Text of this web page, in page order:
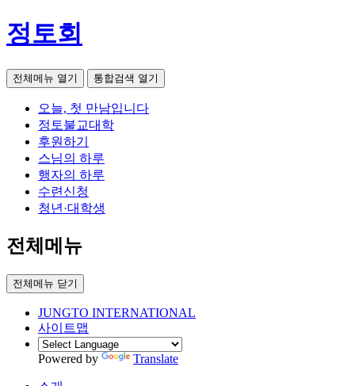
정토회
전체메뉴 열기 통합검색 열기
오늘, 첫 만남입니다
정토불교대학
후원하기
스님의 하루
행자의 하루
수련신청
청년·대학생
전체메뉴
전체메뉴 닫기
JUNGTO INTERNATIONAL
사이트맵
Powered by Translate